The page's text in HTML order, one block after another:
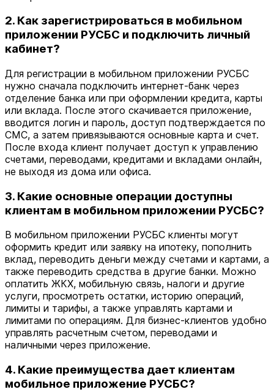
2. Как зарегистрироваться в мобильном
приложении РУСБС и подключить личный
кабинет?
Для регистрации в мобильном приложении РУСБС
нужно сначала подключить интернет‑банк через
отделение банка или при оформлении кредита, карты
или вклада. После этого скачивается приложение,
вводится логин и пароль, доступ подтверждается по
СМС, а затем привязываются основные карта и счет.
После входа клиент получает доступ к управлению
счетами, переводами, кредитами и вкладами онлайн,
не выходя из дома или офиса.
3. Какие основные операции доступны
клиентам в мобильном приложении РУСБС?
В мобильном приложении РУСБС клиенты могут
оформить кредит или заявку на ипотеку, пополнить
вклад, переводить деньги между счетами и картами, а
также переводить средства в другие банки. Можно
оплатить ЖКХ, мобильную связь, налоги и другие
услуги, просмотреть остатки, историю операций,
лимиты и тарифы, а также управлять картами и
лимитами по операциям. Для бизнес‑клиентов удобно
управлять расчетным счетом, переводами и
наличными через приложение.
4. Какие преимущества дает клиентам
мобильное приложение РУСБС?